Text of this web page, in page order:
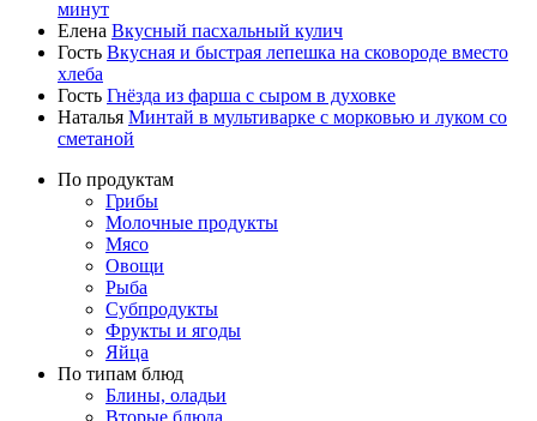
минут
Елена Вкусный пасхальный кулич
Гость Вкусная и быстрая лепешка на сковороде вместо
хлеба
Гость Гнёзда из фарша с сыром в духовке
Наталья Минтай в мультиварке с морковью и луком со
сметаной
По продуктам
Грибы
Молочные продукты
Мясо
Овощи
Рыба
Субпродукты
Фрукты и ягоды
Яйца
По типам блюд
Блины, оладьи
Вторые блюда